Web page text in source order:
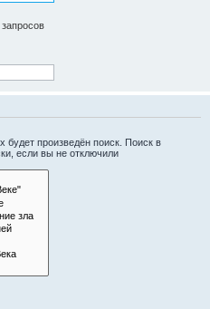
произведён поиск. Поиск в
если вы не отключили